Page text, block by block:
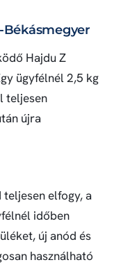
Békásmegyer
Hajdu Z
ügyfélnél 2,5 kg
teljesen
újra
elfogy, a
időben
új anód és
használható